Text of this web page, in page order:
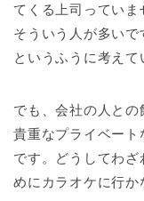
てくる上司っていま
そういう人が多い
というふうに考えて
でも、会社の人との
貴重なプライベー
です。どうしてわ
めにカラオケに行か